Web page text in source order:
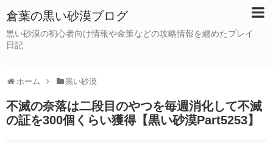
倉葉の黒い砂漠ブログ
黒い砂漠の初心者向け情報や金策などの攻略情報を纏めたプレイ
日記
ホーム 黒い砂漠
不滅の奈落は二段目のやつを毎週消化して不滅
の証を300個くらい獲得【黒い砂漠Part5253】